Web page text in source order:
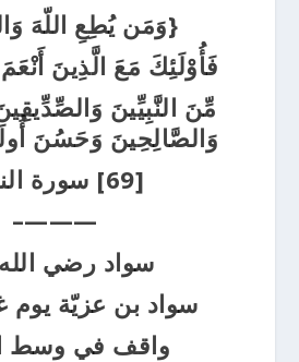
{وَمَن يُطِعِ اللّهَ
فَأُوْلَئِكَ مَعَ الَّذِينَ
مِّنَ النَّبِيِّينَ
وَالصَّالِحِينَ وَحَسُنَ
[69] سورة النساء
———–
سواد رضي
سواد بن عزيّة يوم
واقف في وسط